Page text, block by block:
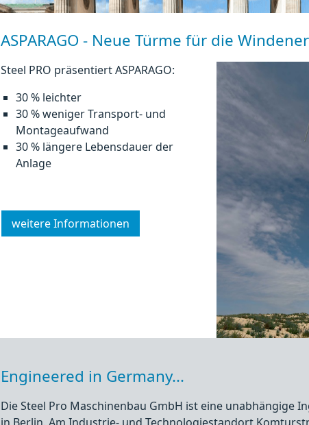
ASPARAGO - Neue Türme für die
Steel PRO präsentiert ASPARAGO:
30 % leichter
30 % weniger Transport- und
Montageaufwand
30 % längere Lebensdauer der
Anlage
weitere Informationen
Engineered in Germany...
Die Steel Pro Maschinenbau GmbH ist eine unabhängige